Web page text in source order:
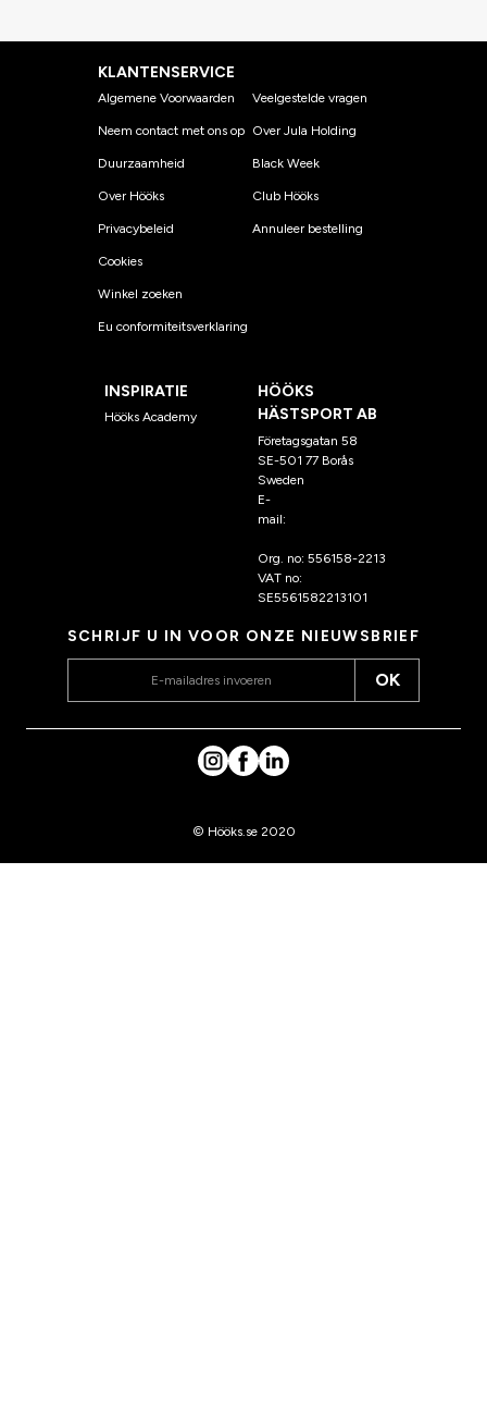
KLANTENSERVICE
Algemene Voorwaarden
Neem contact met ons op
Duurzaamheid
Over Hööks
Privacybeleid
Cookies
Winkel zoeken
Eu conformiteitsverklaring
Veelgestelde vragen
Over Jula Holding
Black Week
Club Hööks
Annuleer bestelling
INSPIRATIE
Hööks Academy
HÖÖKS
HÄSTSPORT AB
Företagsgatan 58
SE-501 77 Borås
Sweden
E-
mail:
Org. no: 556158-2213
VAT no:
SE5561582213101
SCHRIJF U IN VOOR ONZE NIEUWSBRIEF
OK
© Hööks.se 2020